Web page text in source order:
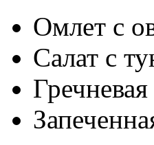
Омлет с
Салат с